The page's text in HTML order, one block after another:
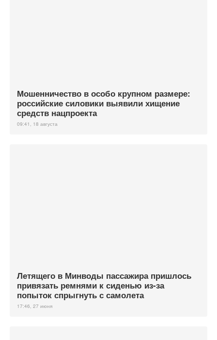
Мошенничество в особо крупном размере:
российские силовики выявили хищение
средств нацпроекта
09:41, 18 августа
Летящего в Минводы пассажира пришлось
привязать ремнями к сиденью из-за
попыток спрыгнуть с самолета
17:46, 27 июня